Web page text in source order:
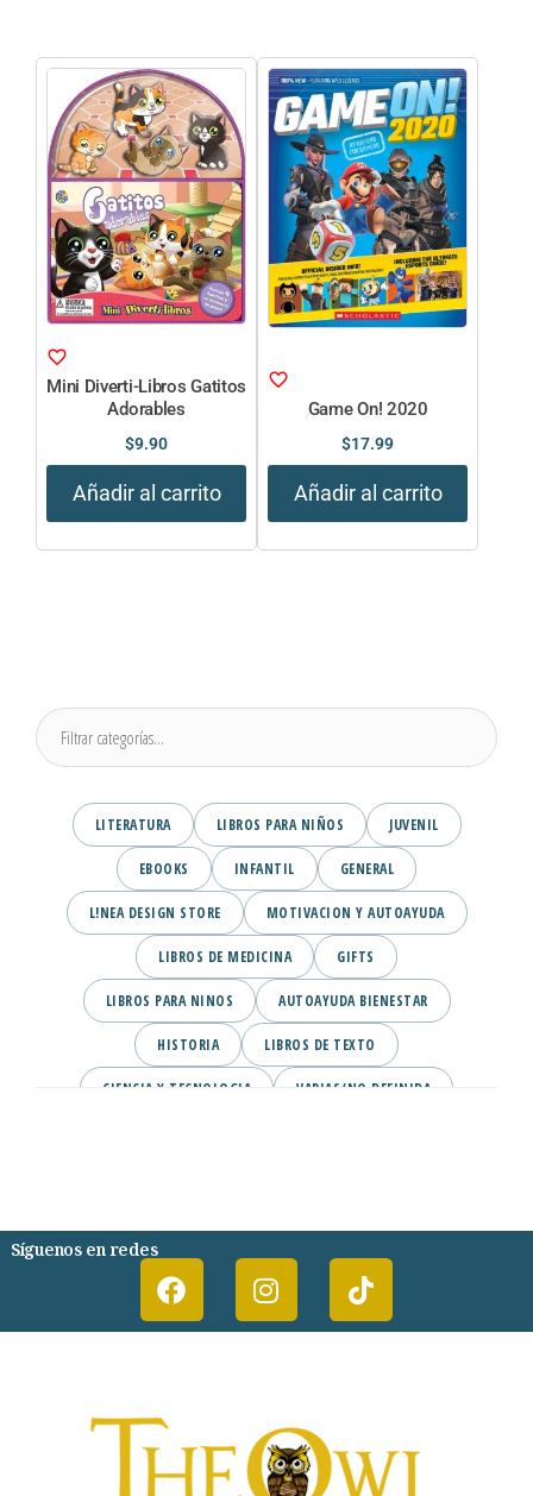
Mini Diverti-Libros Gatitos
Adorables
$9.90
Añadir al carrito
Game On! 2020
$17.99
Añadir al carrito
LITERATURA LIBROS PARA NIÑOS JUVENIL
EBOOKS INFANTIL GENERAL
L!NEA DESIGN STORE MOTIVACION Y AUTOAYUDA
LIBROS DE MEDICINA GIFTS
LIBROS PARA NINOS AUTOAYUDA BIENESTAR
HISTORIA LIBROS DE TEXTO
CIENCIA Y TECNOLOGIA VARIAS/NO DEFINIDA
Síguenos en redes